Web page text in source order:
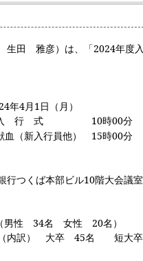
田 雅彦）は、「2024年度入
月1日（月）
行 式 10時00分 ～
血（新入行員他） 15時00
部ビル10階大会議室（つ
男性 34名 女性 20名）
（内訳） 大卒 45名 短